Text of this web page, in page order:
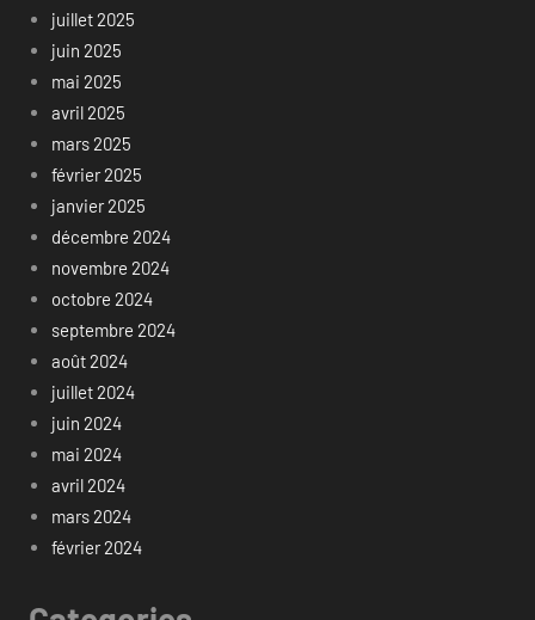
juillet 2025
juin 2025
mai 2025
avril 2025
mars 2025
février 2025
janvier 2025
décembre 2024
novembre 2024
octobre 2024
septembre 2024
août 2024
juillet 2024
juin 2024
mai 2024
avril 2024
mars 2024
février 2024